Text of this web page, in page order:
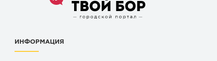
ИНФОРМАЦИЯ